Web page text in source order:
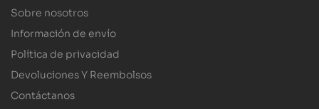
Sobre nosotros
Información de envío
Política de privacidad
Devoluciones Y Reembolsos
Contáctanos